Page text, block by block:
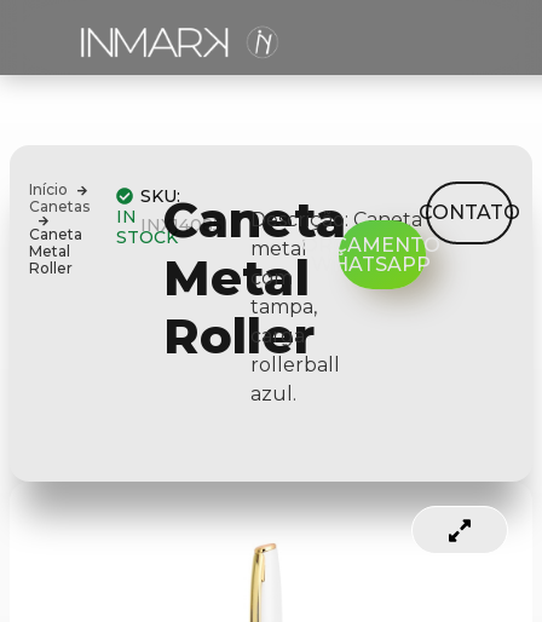
Início
Canetas
Caneta
Metal
Roller
IN
STOCK
SKU:
INX14085
Caneta
Metal
Roller
Descrição:Caneta
metal
com
tampa,
carga
rollerball
azul.
ORÇAMENTO
WHATSAPP
CONTATO